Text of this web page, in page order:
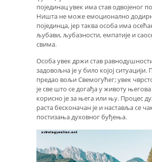
појединац увек има став одвојеног
Ништа не може емоционално
појединца, јер таква особа има
љубави, љубазности, емпатије и
свима.
Особа увек држи став
задовољна је у било којој ситуацији.
предао вољи Свемогућег; увек
је све што се догађа у животу
корисно је за њега или њу. Процес
раста бесконачан је и наставља се
постизања духовног буђења.